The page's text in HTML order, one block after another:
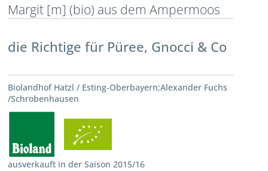
Margit [m] (bio) aus dem Ampermoos
die Richtige für Püree, Gnocci & Co
Biolandhof Hatzl / Esting-Oberbayern;Alexander Fuchs
/Schrobenhausen
ausverkauft in der Saison 2015/16